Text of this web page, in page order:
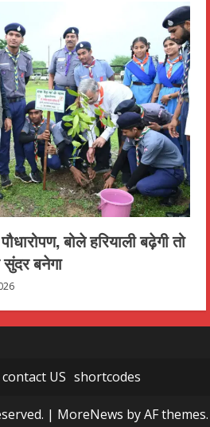
बोले हरियाली बढ़ेगी तो
बनेगा
contact US shortcodes
| MoreNews by AF themes.